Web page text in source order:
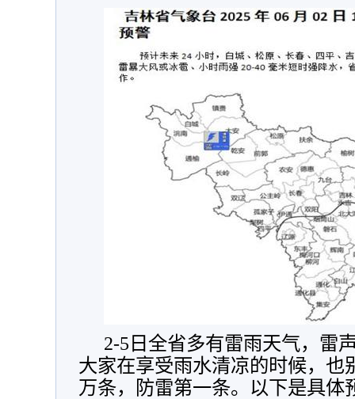
2-5日全省多有雷雨天气，雷
大家在享受雨水清凉的时候，也
万条，防雷第一条。以下是具体